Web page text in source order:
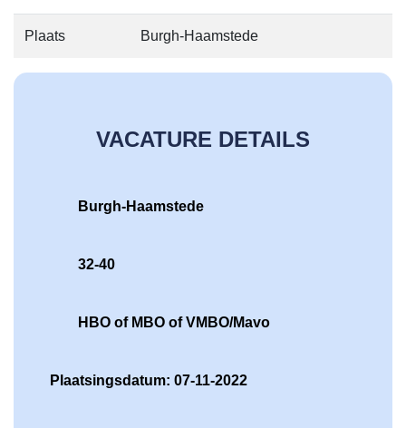
Plaats Burgh-Haamstede
VACATURE DETAILS
Burgh-Haamstede
32-40
HBO of MBO of VMBO/Mavo
Plaatsingsdatum: 07-11-2022